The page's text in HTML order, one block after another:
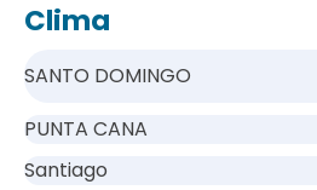
Clima
SANTO DOMINGO
PUNTA CANA
Santiago